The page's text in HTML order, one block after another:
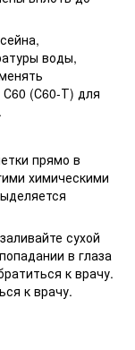
воды,
(С60-Т) для
прямо в
химическими
сухой
в глаза
к врачу.
к врачу.